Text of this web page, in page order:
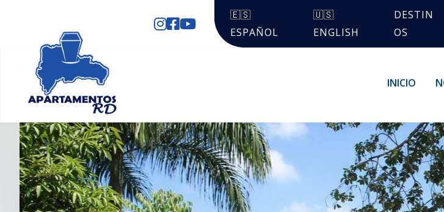
🇪🇸
ESPAÑOL
🇺🇸
ENGLISH
DESTIN
OS
INICIO